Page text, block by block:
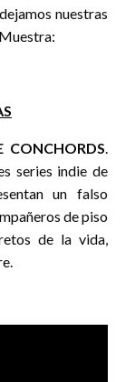
nuestras
CONCHORDS.
series indie de
un falso
de piso
de la vida,